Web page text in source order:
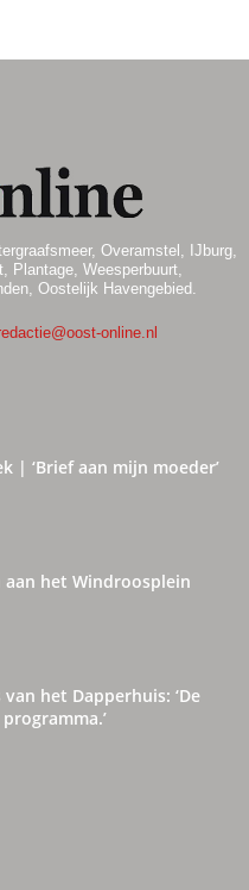
Overamstel, IJburg,
Plantage, Weesperbuurt,
Oostelijk Havengebied.
online.nl
| ‘Brief aan mijn moeder’
aan het Windroosplein
het Dapperhuis: ‘De